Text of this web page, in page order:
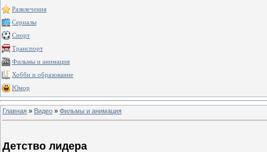
Развлечения
Сериалы
Спорт
Транспорт
Фильмы и анимация
Хобби и образование
Юмор
Главная » Видео » Фильмы и анимация
Детство лидера